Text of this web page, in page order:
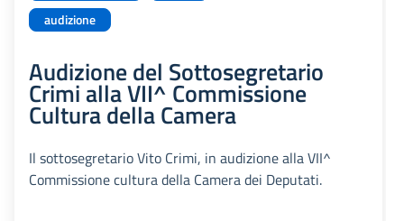
audizione
Audizione del Sottosegretario
Crimi alla VII^ Commissione
Cultura della Camera
Il sottosegretario Vito Crimi, in audizione alla VII^
Commissione cultura della Camera dei Deputati.